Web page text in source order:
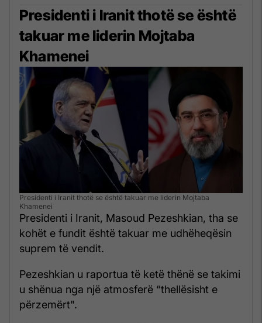
Presidenti i Iranit thotë se është
takuar me liderin Mojtaba
Khamenei
Presidenti i Iranit thotë se është takuar me liderin Mojtaba
Khamenei
Presidenti i Iranit, Masoud Pezeshkian, tha se
kohët e fundit është takuar me udhëheqësin
suprem të vendit.
Pezeshkian u raportua të ketë thënë se takimi
u shënua nga një atmosferë “thellësisht e
përzemërt".